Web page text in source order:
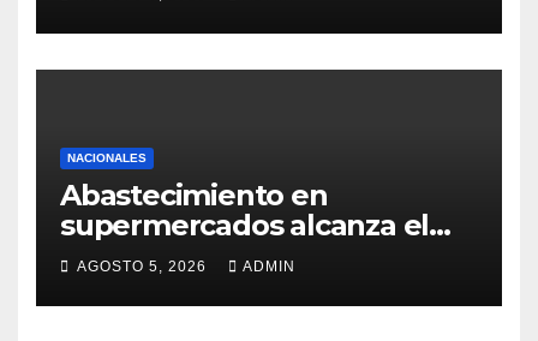
NACIONALES
Abastecimiento en
supermercados alcanza el
98%
AGOSTO 5, 2026 ADMIN